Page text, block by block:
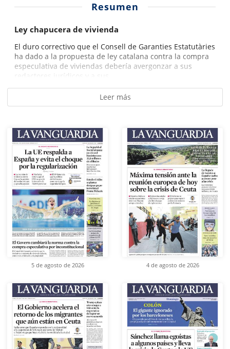
Resumen
Ley chapucera de vivienda
El duro correctivo que el Consell de Garanties Estatutàries
ha dado a la propuesta de ley catalana contra la compra
especulativa de viviendas debería avergonzar a sus
redactores jurídicos y a sus...
Leer más
5 de agosto de 2026 4 de agosto de 2026